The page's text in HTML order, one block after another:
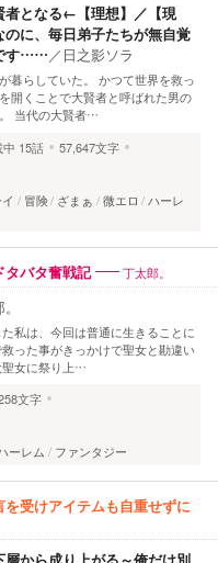
者となる←【理想】／【現
に、毎日弟子たちが無自覚
す…… ／ 日之影ソラ
暮らしていた。 かつて世界を救っ
開くことで大賢者と呼ばれた男の
当代の大賢者…
15話
57,647文字
冒険 ざまぁ 微エロ
ハーレ
タバタ奮戦記 丁太郎。
私は、今回は普通に生きることに
った事がきっかけで聖女と勘違い
聖女に祭り上…
文字
ーレム ファンタジー
受けアイテムも自重せずに